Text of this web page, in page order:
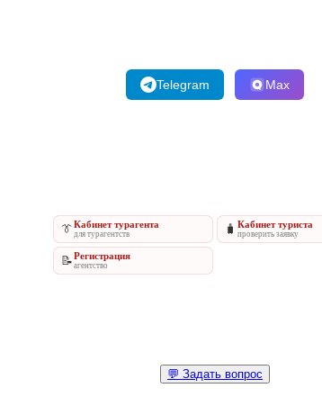
Telegram Max
👔Кабинет турагента
для турагентств 🧳 Кабинет туриста
проверить заявку
📝Регистрация
агентство
💬 Задать вопрос